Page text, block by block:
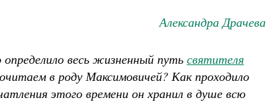
Александра Драчева
весь жизненный путь святителя
в роду Максимовичей? Как проходило
этого времени он хранил в душе всю